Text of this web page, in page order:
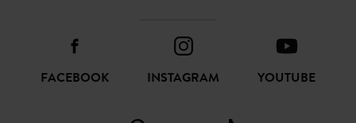
FACEBOOK INSTAGRAM YOUTUBE